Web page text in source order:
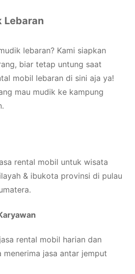
Lebaran
lebaran? Kami siapkan
biar tetap untung saat
mobil lebaran di sini aja ya!
mau mudik ke kampung
rental mobil untuk wisata
& ibukota provinsi di pulau
rental mobil harian dan
jasa antar jemput